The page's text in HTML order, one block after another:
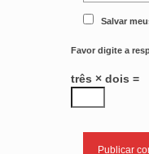
Salvar
Favor digite a
três × dois =